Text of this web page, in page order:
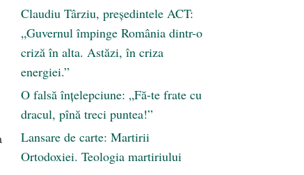
Claudiu Târziu, președintele ACT:
„Guvernul împinge România dintr-o
criză în alta. Astăzi, în criza
energiei.”
O falsă înțelepciune: „Fă-te frate cu
dracul, pînă treci puntea!”
Lansare de carte: Martirii
Ortodoxiei. Teologia martiriului